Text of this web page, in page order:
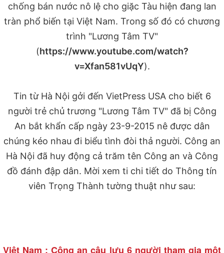
chống bán nước nô lệ cho giặc Tàu hiện đang lan
tràn phổ biến tại Việt Nam. Trong số đó có chương
trình "Lương Tâm TV"
(https://www.youtube.com/watch?
v=Xfan581vUqY).
Tin từ Hà Nội gởi đến VietPress USA cho biết 6
người trẻ chủ trương "Lương Tâm TV" đã bị Công
An bắt khẩn cấp ngày 23-9-2015 nê được dân
chúng kéo nhau đi biểu tình đòi thả người. Công an
Hà Nội đã huy động cả trăm tên Công an và Công
đồ đánh đập dân. Mời xem ti chi tiết do Thông tín
viên Trọng Thành tường thuật như sau:
Việt Nam : Công an câu lưu 6 người tham gia một